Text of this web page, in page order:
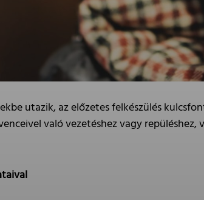
utazik, az előzetes felkészülés
való vezetéshez vagy